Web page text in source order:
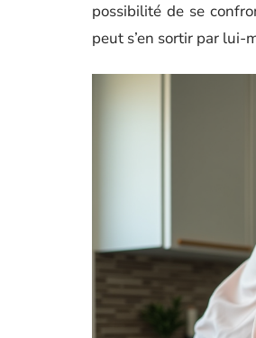
possibilité de se
peut s’en sortir par lui-